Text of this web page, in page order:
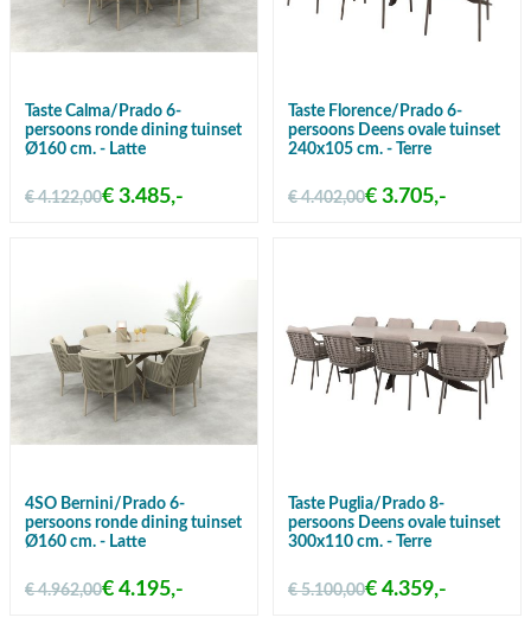
Taste Calma/Prado 6-
persoons ronde dining tuinset
Ø160 cm. - Latte
€ 4.122,00€ 3.485,-
Taste Florence/Prado 6-
persoons Deens ovale tuinset
240x105 cm. - Terre
€ 4.402,00€ 3.705,-
4SO Bernini/Prado 6-
persoons ronde dining tuinset
Ø160 cm. - Latte
€ 4.962,00€ 4.195,-
Taste Puglia/Prado 8-
persoons Deens ovale tuinset
300x110 cm. - Terre
€ 5.100,00€ 4.359,-